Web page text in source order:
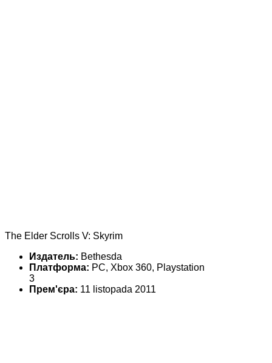
The Elder Scrolls V: Skyrim
Издатель: Bethesda
Платформа: PC, Xbox 360, Playstation
3
Прем'єра: 11 listopada 2011